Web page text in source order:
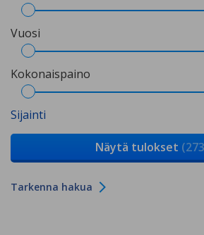
Vuosi
Kokonaispaino
Sijainti
Näytä tulokset
Tarkenna hakua